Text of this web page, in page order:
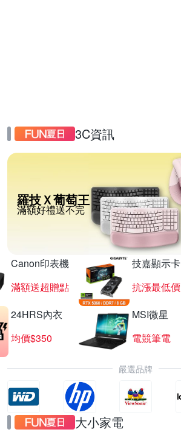
3C資訊
羅技Ｘ葡萄王
滿額好禮送不完
Canon印表機
滿額送超贈點
技嘉顯示卡
抗漲最低價
24HRS內衣
均價$350
MSI微星
電競筆電
嚴選品牌
大小家電